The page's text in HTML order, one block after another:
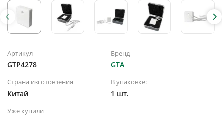
Артикул
GTP4278
Бренд
GTA
Страна изготовления
Китай
В упаковке:
1 шт.
Уже купили